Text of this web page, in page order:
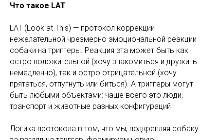
Что такое LAT
LAT (Look at This) — протокол коррекции
нежелательной чрезмерно эмоциональной реакции
собаки на триггеры. Реакция эта может быть как
остро положительной (хочу знакомиться и дружить
немедленно), так и остро отрицательной (хочу
прятаться, отпугнуть или биться). А триггеры могут
быть любыми объектами: чаще всего это люди,
транспорт и животные разных конфигураций
Логика протокола в том, что мы, подкрепляя собаку